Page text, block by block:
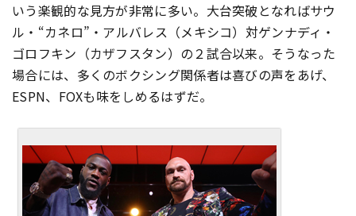
いう楽観的な見方が非常に多い。大台突破となればサウ
ル・“カネロ”・アルバレス（メキシコ）対ゲンナディ・
ゴロフキン（カザフスタン）の２試合以来。そうなった
場合には、多くのボクシング関係者は喜びの声をあげ、
ESPN、FOXも味をしめるはずだ。